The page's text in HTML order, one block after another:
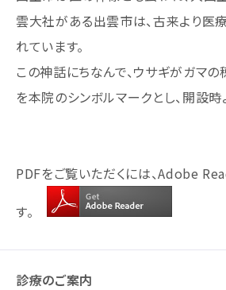
雲大社がある出雲市は、古来より医
れています。
この神話にちなんで、ウサギがガマの
を本院のシンボルマークとし、開設時
PDFをご覧いただくには、Adobe
す。
診療のご案内